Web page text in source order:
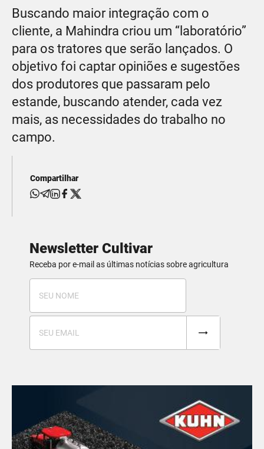
Buscando maior integração com o
cliente, a Mahindra criou um “laboratório”
para os tratores que serão lançados. O
objetivo foi captar opiniões e sugestões
dos produtores que passaram pelo
estande, buscando atender, cada vez
mais, as necessidades do trabalho no
campo.
Compartilhar
Newsletter Cultivar
Receba por e-mail as últimas notícias sobre agricultura